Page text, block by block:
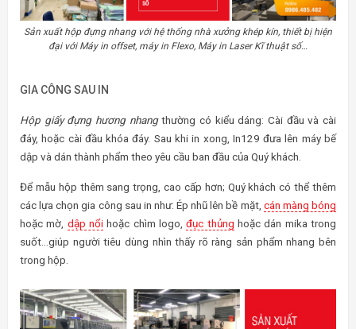
Sản xuất hộp đựng nhang với hệ thống nhà xưởng khép kín, thiết bị hiện
đại với Máy in offset, máy in Flexo, Máy in Laser Kĩ thuật số…
GIA CÔNG SAU IN
Hộp giấy đựng hương nhangthường có kiểu dáng: Cài đầu và cài
đáy, hoặc cài đầu khóa đáy. Sau khi in xong, In129 đưa lên máy bế
dập và dán thành phẩm theo yêu cầu ban đầu của Quý khách.
Để mẫu hộp thêm sang trọng, cao cấp hơn; Quý khách có thể thêm
các lựa chọn gia công sau in như: Ép nhũ lên bề mặt, cán màng bóng
hoặc mờ, dập nổi hoặc chìm logo,đục thủng hoặc dán mika trong
suốt…giúp người tiêu dùng nhìn thấy rõ ràng sản phẩm nhang bên
trong hộp.